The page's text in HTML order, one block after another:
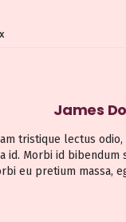
James
tristique lectus odio,
id. Morbi id bibendum
eu pretium massa,